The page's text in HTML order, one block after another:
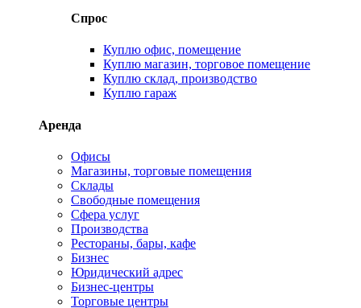
Спрос
Куплю офис, помещение
Куплю магазин, торговое помещение
Куплю склад, производство
Куплю гараж
Аренда
Офисы
Магазины, торговые помещения
Склады
Свободные помещения
Сфера услуг
Производства
Рестораны, бары, кафе
Бизнес
Юридический адрес
Бизнес-центры
Торговые центры